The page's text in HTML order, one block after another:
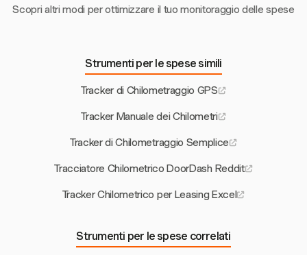
Scopri altri modi per ottimizzare il tuo monitoraggio delle spese
Strumenti per le spese simili
Tracker di Chilometraggio GPS
Tracker Manuale dei Chilometri
Tracker di Chilometraggio Semplice
Tracciatore Chilometrico DoorDash Reddit
Tracker Chilometrico per Leasing Excel
Strumenti per le spese correlati